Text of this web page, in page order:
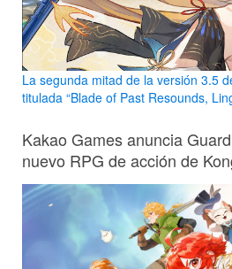
La segunda mitad de la versión 3.5
titulada “Blade of Past Resounds,
Kakao Games anuncia
nuevo RPG de acción de